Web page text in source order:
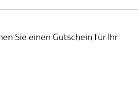
Sie einen Gutschein für Ihr